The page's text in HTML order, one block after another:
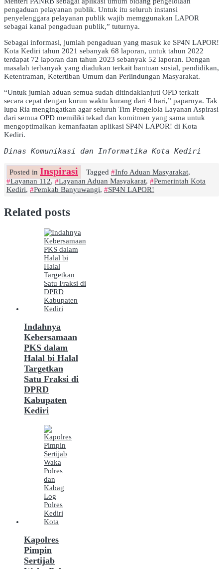
pengaduan pelayanan publik. Untuk itu seluruh instansi
penyelenggara pelayanan publik wajib memggunakan LAPOR
sebagai kanal pengaduan publik,” tuturnya.
Sebagai informasi, jumlah pengaduan yang masuk ke SP4N LAPOR!
Kota Kediri tahun 2021 sebanyak 68 laporan, untuk tahun 2022
terdapat 72 laporan dan tahun 2023 sebanyak 52 laporan. Dengan
masalah terbanyak yang diadukan terkait bantuan sosial, pendidikan,
Ketentraman, Ketertiban Umum dan Perlindungan Masyarakat.
“Untuk jumlah aduan semua sudah ditindaklanjuti OPD terkait
secara cepat dengan kurun waktu kurang dari 4 hari,” paparnya. Tak
lupa Ria mengingatkan agar seluruh Tim Pengelola Layanan Aspirasi
dari semua OPD memiliki tekad dan komitmen yang sama untuk
mengoptimalkan kemanfaatan aplikasi SP4N LAPOR! di Kota
Kediri.
Dinas Komunikasi dan Informatika Kota Kediri
Posted in Inspirasi Tagged Info Aduan Masyarakat,
Layanan 112, Layanan Aduan Masyakarat,
Pemerintah Kota
Kediri, Pemkab Banyuwangi, SP4N LAPOR!
Related posts
Indahnya
Kebersamaan
PKS dalam
Halal bi Halal
Targetkan
Satu Fraksi di
DPRD
Kabupaten
Kediri
Kapolres
Pimpin
Sertijab